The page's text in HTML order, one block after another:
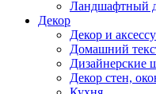
Ландшафтный
Декор
Декор и
Домашний
Дизайнерские
Декор стен,